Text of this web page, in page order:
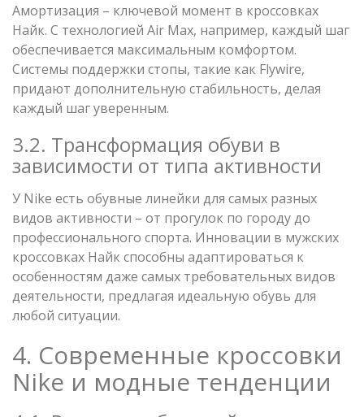
Амортизация – ключевой момент в кроссовках
Найк. С технологией Air Max, например, каждый шаг
обеспечивается максимальным комфортом.
Системы поддержки стопы, такие как Flywire,
придают дополнительную стабильность, делая
каждый шаг уверенным.
3.2. Трансформация обуви в
зависимости от типа активности
У Nike есть обувные линейки для самых разных
видов активности – от прогулок по городу до
профессионального спорта. Инновации в мужских
кроссовках Найк способны адаптироваться к
особенностям даже самых требовательных видов
деятельности, предлагая идеальную обувь для
любой ситуации.
4. Современные кроссовки
Nike и модные тенденции